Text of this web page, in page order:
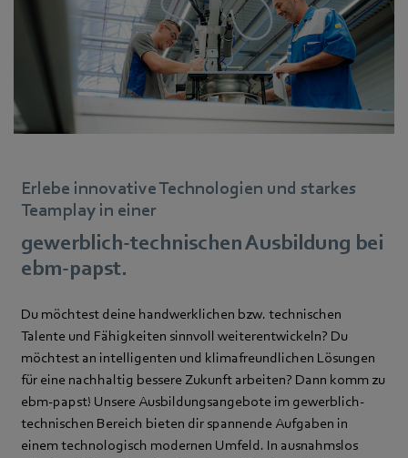
Erlebe innovative Technologien und starkes
Teamplay in einer
gewerblich-technischen Ausbildung bei
ebm‑papst.
Du möchtest deine handwerklichen bzw. technischen
Talente und Fähigkeiten sinnvoll weiterentwickeln? Du
möchtest an intelligenten und klimafreundlichen Lösungen
für eine nachhaltig bessere Zukunft arbeiten? Dann komm zu
ebm‑papst! Unsere Ausbildungsangebote im gewerblich-
technischen Bereich bieten dir spannende Aufgaben in
einem technologisch modernen Umfeld. In ausnahmslos